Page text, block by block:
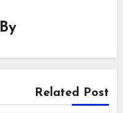
By
Related Post